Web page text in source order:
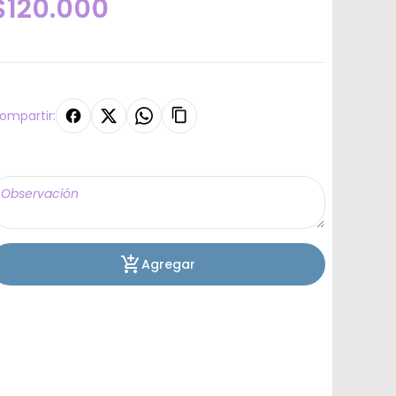
Agregar